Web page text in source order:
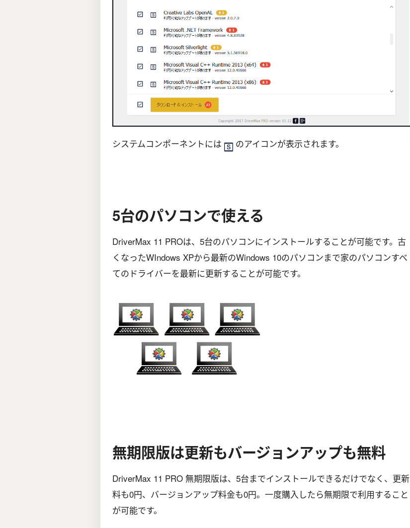
システムコンポーネントには のアイコンが表示されます。
5台のパソコンで使える
DriverMax 11 PROは、5台のパソコンにインストールすることが可能です。古
くなったWIndows XPから最新のWindows 10のパソコンまで家のパソコンすべ
てのドライバーを最新に更新することが可能です。
無期限版は更新もバージョンアップも無料
DriverMax 11 PRO 無期限版は、5台までインストールできるだけでなく、更新
料も0円、バージョンアップ料金も0円。一度購入したら無期限で利用すること
が可能です。